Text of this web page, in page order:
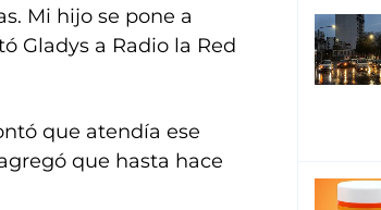
Mi hijo se pone a
Gladys a Radio la Red
que atendía ese
que hasta hace